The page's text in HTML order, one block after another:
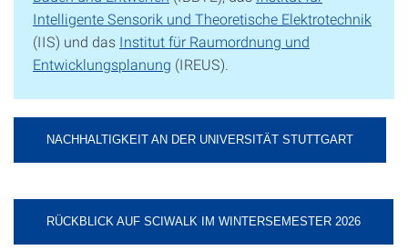
Intelligente Sensorik und Theoretische Elektrotechnik
(IIS) und das Institut für Raumordnung und
Entwicklungsplanung (IREUS).
NACHHALTIGKEIT AN DER UNIVERSITÄT STUTTGART
RÜCKBLICK AUF SCIWALK IM WINTERSEMESTER 2026